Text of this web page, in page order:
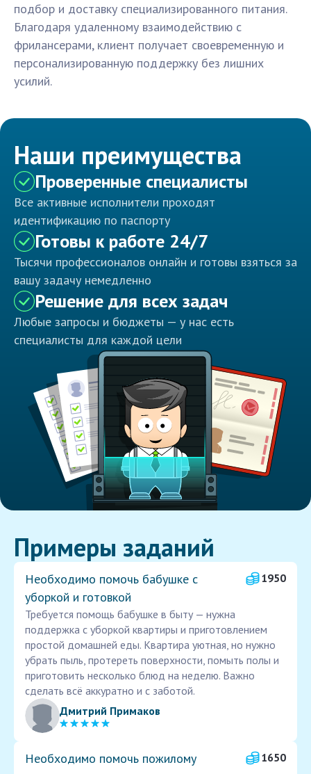
подбор и доставку специализированного питания.
Благодаря удаленному взаимодействию с
фрилансерами, клиент получает своевременную и
персонализированную поддержку без лишних
усилий.
Наши преимущества
Проверенные специалисты
Все активные исполнители проходят
идентификацию по паспорту
Готовы к работе 24/7
Тысячи профессионалов онлайн и готовы взяться за
вашу задачу немедленно
Решение для всех задач
Любые запросы и бюджеты — у нас есть
специалисты для каждой цели
Примеры заданий
Необходимо помочь бабушке с
уборкой и готовкой
1950
Требуется помощь бабушке в быту — нужна
поддержка с уборкой квартиры и приготовлением
простой домашней еды. Квартира уютная, но нужно
убрать пыль, протереть поверхности, помыть полы и
приготовить несколько блюд на неделю. Важно
сделать всё аккуратно и с заботой.
Дмитрий Примаков
Необходимо помочь пожилому
1650